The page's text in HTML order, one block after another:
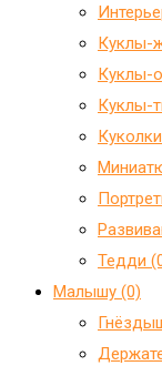
Куклы-
Куклы-
Куклы-
Тедди
Малышу (0)